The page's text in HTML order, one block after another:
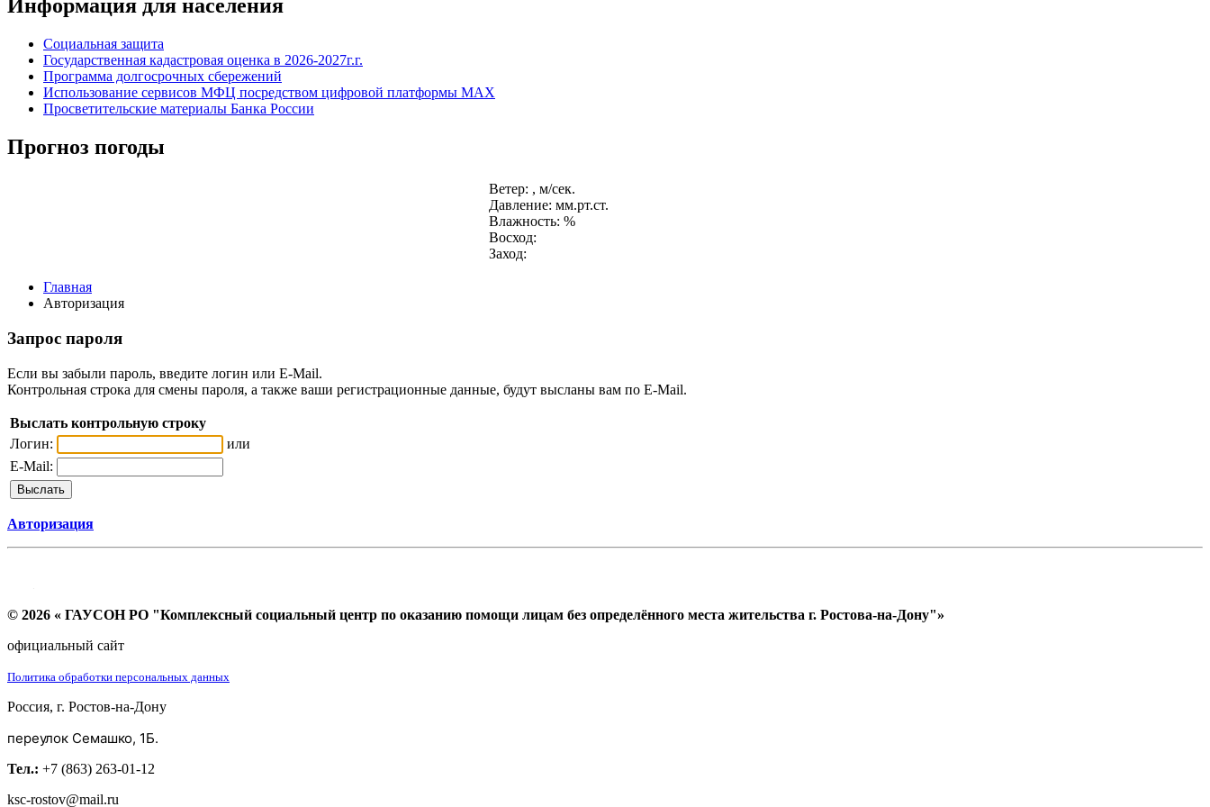
Информация для населения
Социальная защита
Государственная кадастровая оценка в 2026-2027г.г.
Программа долгосрочных сбережений
Использование сервисов МФЦ посредством цифровой платформы MAX
Просветительские материалы Банка России
Прогноз погоды
Ветер: , м/сек.
Давление: мм.рт.ст.
Влажность: %
Восход:
Заход:
Главная
Авторизация
Запрос пароля
Если вы забыли пароль, введите логин или E-Mail.
Контрольная строка для смены пароля, а также ваши регистрационные данные, будут высланы вам по E-Mail.
Выслать контрольную строку
Логин:
или
E-Mail:
Авторизация
© 2026 « ГАУСОН РО "Комплексный социальный центр по оказанию помощи лицам без определённого места жительства г. Ростова-на-Дону"»
официальный сайт
Политика обработки персональных данных
Россия, г. Ростов-на-Дону
переулок Семашко, 1Б.
Тел.: +7 (863) 263-01-12
ksc-rostov@mail.ru